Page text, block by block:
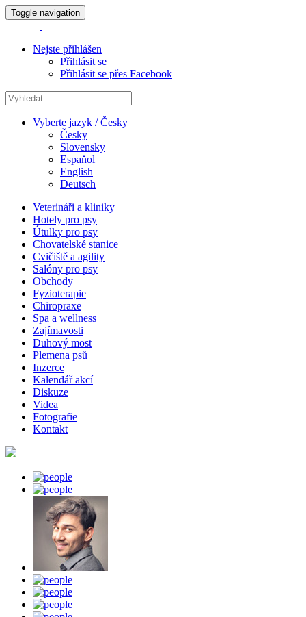
Toggle navigation
Nejste přihlášen
Přihlásit se
Přihlásit se přes Facebook
Vyberte jazyk / Česky
Česky
Slovensky
Espaňol
English
Deutsch
Veterináři a kliniky
Hotely pro psy
Útulky pro psy
Chovatelské stanice
Cvičiště a agility
Salóny pro psy
Obchody
Fyzioterapie
Chiropraxe
Spa a wellness
Zajímavosti
Duhový most
Plemena psů
Inzerce
Kalendář akcí
Diskuze
Videa
Fotografie
Kontakt